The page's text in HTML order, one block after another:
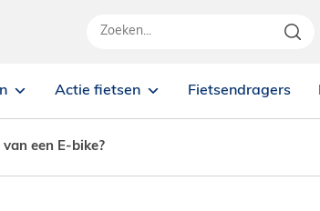
Actie fietsen Fietsendragers
een E-bike?